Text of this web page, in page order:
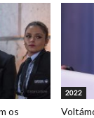
os
2022